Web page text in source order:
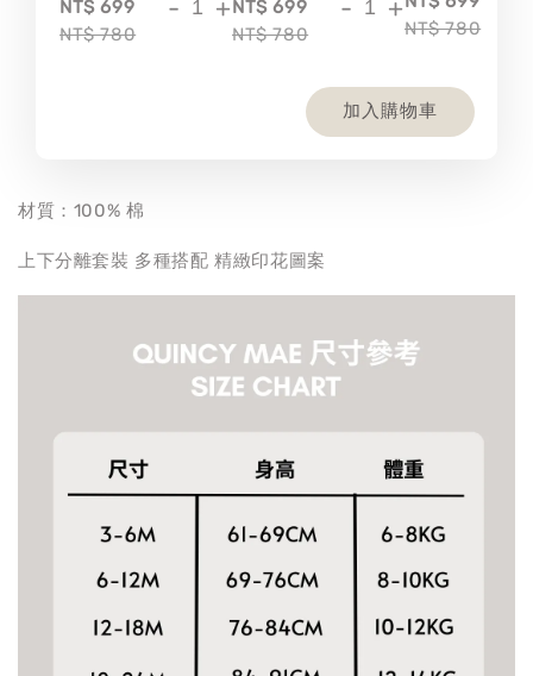
NT$ 699
NT$ 780
- + NT$ 699
NT$ 780
- +
NT$ 780
加入購物車
材質：100% 棉
上下分離套裝 多種搭配 精緻印花圖案